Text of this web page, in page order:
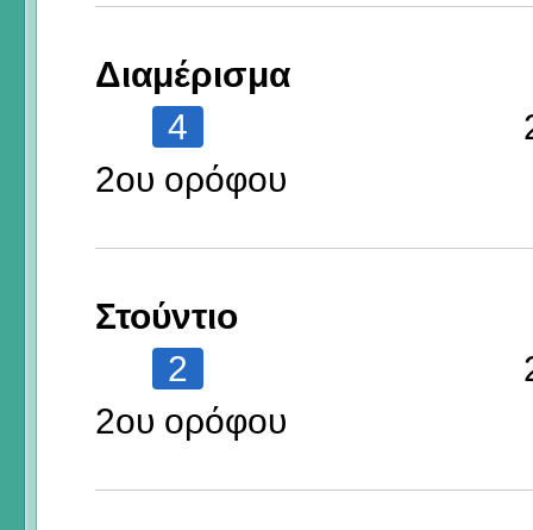
Διαμέρισμα
4
2ου ορόφου
Στούντιο
2
2ου ορόφου